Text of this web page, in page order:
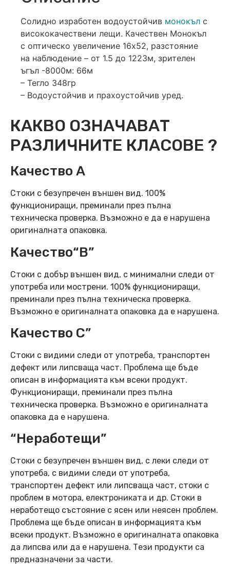
Солидно изработен водоустойчив монокъл с
висококачествени лещи. Качествен Монокъл
с оптическо увеличение 16х52, разстояние
на наблюдение – от 1.5 до 1223м, зрителен
ъгъл -8000м: 66м
– Тегло 348гр
– Водоустойчив и прахоустойчив уред.
КАКВО ОЗНАЧАВАТ
РАЗЛИЧНИТЕ КЛАСОВЕ ?
Качество А
Стоки с безупречен външен вид. 100%
функциониращи, преминали през пълна
техническа проверка. Възможно е да е нарушена
оригиналната опаковка.
Качество“B”
Стоки с добър външен вид, с минимални следи от
употреба или мострени. 100% функциониращи,
преминали през пълна техническа проверка.
Възможно е оригиналната опаковка да е нарушена.
Качество C”
Стоки с видими следи от употреба, транспортен
дефект или липсваща част. Проблема ще бъде
описан в информацията към всеки продукт.
Функциониращи, преминали през пълна
техническа проверка. Възможно е оригиналната
опаковка да е нарушена.
“Неработещи”
Стоки с безупречен външен вид, с леки следи от
употреба, с видими следи от употреба,
транспортен дефект или липсваща част, стоки с
проблем в мотора, електрониката и др. Стоки в
неработещо състояние с ясен или неясен проблем.
Проблема ще бъде описан в информацията към
всеки продукт. Възможно е оригиналната опаковка
да липсва или да е нарушена. Тези продукти са
предназначени за части.